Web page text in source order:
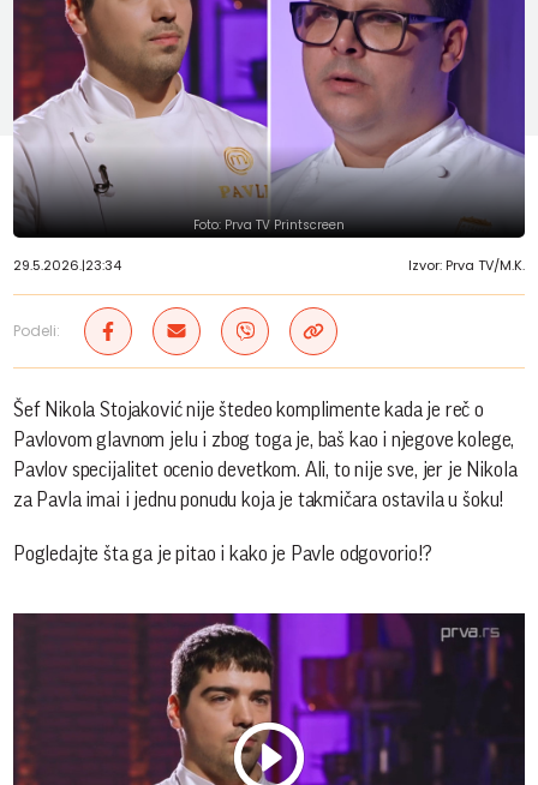
Foto: Prva TV Printscreen
29.5.2026.|23:34 Izvor: Prva TV/M.K.
Podeli:
Šef Nikola Stojaković nije štedeo komplimente kada je reč o
Pavlovom glavnom jelu i zbog toga je, baš kao i njegove kolege,
Pavlov specijalitet ocenio devetkom. Ali, to nije sve, jer je Nikola
za Pavla imai i jednu ponudu koja je takmičara ostavila u šoku!
Pogledajte šta ga je pitao i kako je Pavle odgovorio!?